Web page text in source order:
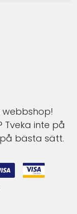
webbshop!
inte på
bästa sätt.